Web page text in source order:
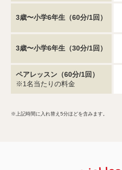
3歳〜小学6年生（60分/1回）
3歳〜小学6年生（30分/1回）
ペアレッスン（60分/1回）
※1名当たりの料金
※上記時間に入れ替え5分ほどを含みます。